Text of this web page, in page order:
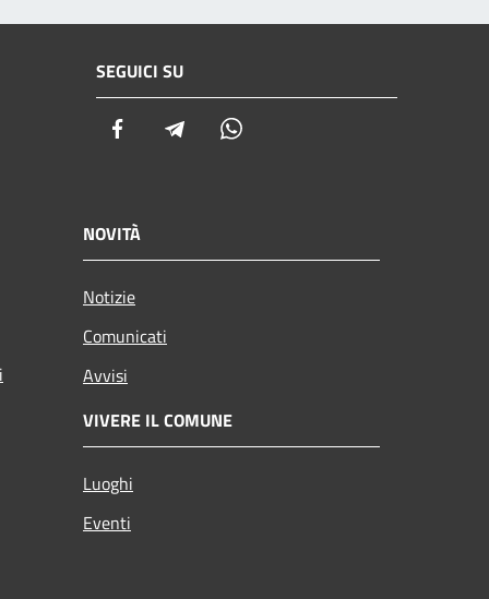
SEGUICI SU
Facebook Telegram
NOVITÀ
Notizie
Comunicati
Avvisi
VIVERE IL COMUNE
Luoghi
Eventi